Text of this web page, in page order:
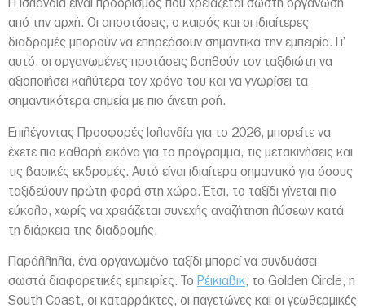
Η Ισλανδία είναι προορισμός που χρειάζεται σωστή οργάνωση
από την αρχή. Οι αποστάσεις, ο καιρός και οι ιδιαίτερες
διαδρομές μπορούν να επηρεάσουν σημαντικά την εμπειρία. Γι’
αυτό, οι οργανωμένες προτάσεις βοηθούν τον ταξιδιώτη να
αξιοποιήσει καλύτερα τον χρόνο του και να γνωρίσει τα
σημαντικότερα σημεία με πιο άνετη ροή.
Επιλέγοντας Προσφορές Ισλανδία για το 2026, μπορείτε να
έχετε πιο καθαρή εικόνα για το πρόγραμμα, τις μετακινήσεις και
τις βασικές εκδρομές. Αυτό είναι ιδιαίτερα σημαντικό για όσους
ταξιδεύουν πρώτη φορά στη χώρα. Έτσι, το ταξίδι γίνεται πιο
εύκολο, χωρίς να χρειάζεται συνεχής αναζήτηση λύσεων κατά
τη διάρκεια της διαδρομής.
Παράλληλα, ένα οργανωμένο ταξίδι μπορεί να συνδυάσει
σωστά διαφορετικές εμπειρίες. Το Ρέικιαβικ, το Golden Circle, η
South Coast, οι καταρράκτες, οι παγετώνες και οι γεωθερμικές